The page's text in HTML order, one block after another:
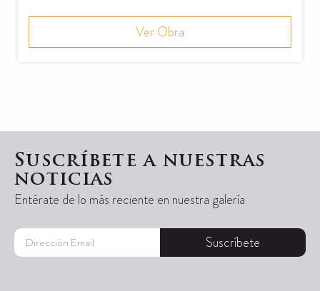
Ver Obra
Suscríbete a nuestras
noticias
Entérate de lo más reciente en nuestra galería
Suscríbete